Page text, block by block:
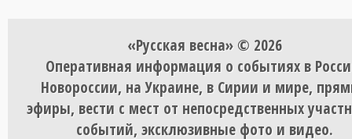
«Русская весна» © 2026
Оперативная информация о событиях в
Новороссии, на Украине, в Сирии и мире,
эфиры, вести с мест от непосредственных
событий, эксклюзивные фото и видео.